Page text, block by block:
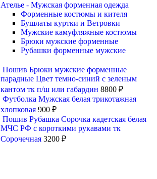
Ателье - Мужская форменная одежда
Форменные костюмы и кителя
Бушлаты куртки и Ветровки
Мужские камуфляжные костюмы
Брюки мужские форменные
Рубашки форменные мужские
Пошив Брюки мужские форменные
парадные Цвет темно-синий с зеленым
кантом тк п/ш или габардин 8800 ₽
Футболка Мужская белая трикотажная
хлопковая 900 ₽
Пошив Рубашка Сорочка кадетская белая
МЧС РФ с короткими рукавами тк
Сорочечная 3200 ₽